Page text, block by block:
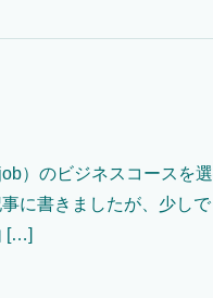
）のビジネスコースを
に書きましたが、少し
[…]